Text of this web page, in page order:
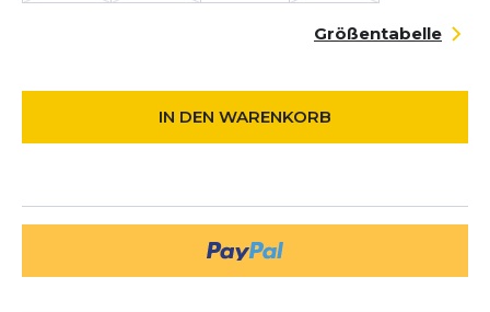
Größentabelle
IN DEN WARENKORB